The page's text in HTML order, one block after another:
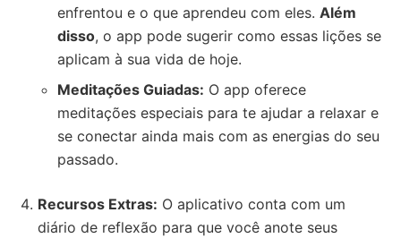
enfrentou e o que aprendeu com eles. Além
disso, o app pode sugerir como essas lições se
aplicam à sua vida de hoje.
Meditações Guiadas: O app oferece
meditações especiais para te ajudar a relaxar e
se conectar ainda mais com as energias do seu
passado.
Recursos Extras: O aplicativo conta com um
diário de reflexão para que você anote seus